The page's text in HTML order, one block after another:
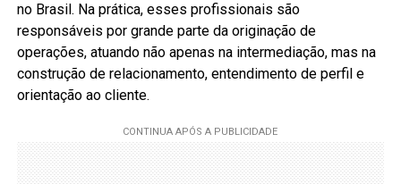
no Brasil. Na prática, esses profissionais são
responsáveis por grande parte da originação de
operações, atuando não apenas na intermediação, mas na
construção de relacionamento, entendimento de perfil e
orientação ao cliente.